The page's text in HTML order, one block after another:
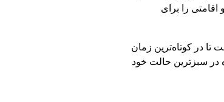
و اقامتی را برای
تا در کوتاه‌ترین زمان
در سبزترین حالت خود